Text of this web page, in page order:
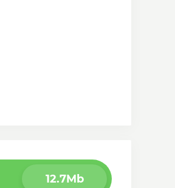
12.7Mb